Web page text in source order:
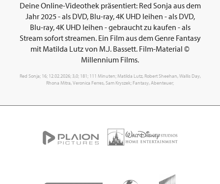
Deine Online-Videothek präsentiert: Red Sonja aus dem
Jahr 2025 - als DVD, Blu-ray, 4K UHD leihen - als DVD,
Blu-ray, 4K UHD leihen - gebraucht zu kaufen - als
Stream sofort streamen. Ein Film aus dem Genre Fantasy
mit Matilda Lutz von M.J. Bassett. Film-Material ©
Millennium Films.
Red Sonja; 16; 12.02.2026; 3,0; 181; 111 Minuten; Matilda Lutz, Robert Sheehan, Wallis Day,
Rhona Mitra, Veronica Ferres, Sam Kryszek; Fantasy, Abenteuer;